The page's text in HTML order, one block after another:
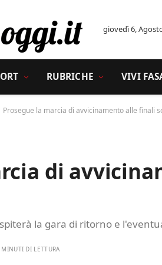
giovedì 6,
RUBRICHE VIVI
Prosegue la marcia di avvicinamento alle finali
di
la gara di ritorno e
MINUTI DI LETTURA